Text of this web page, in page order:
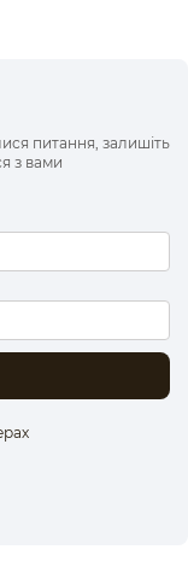
питання, залишіть
з вами